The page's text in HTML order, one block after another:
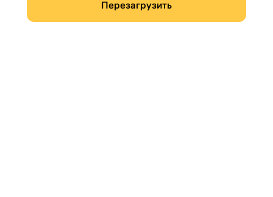
Перезагрузить